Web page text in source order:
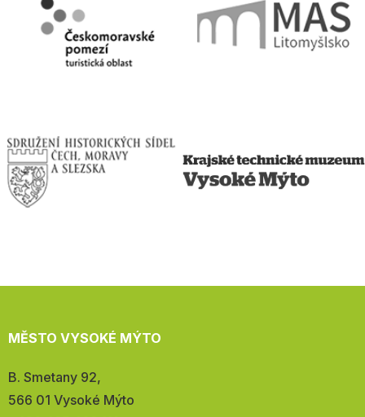
MĚSTO VYSOKÉ MÝTO
Adresa:
B. Smetany 92,
566 01 Vysoké Mýto